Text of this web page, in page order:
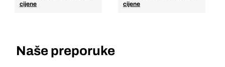
cijene
cijene
Naše preporuke